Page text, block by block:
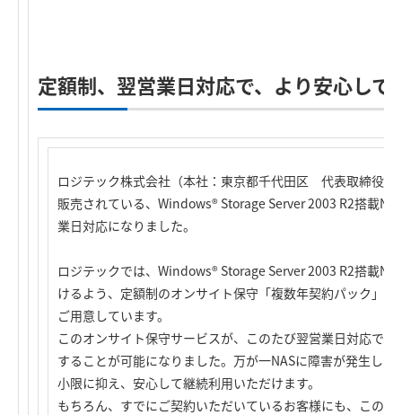
定額制、翌営業日対応で、より安心して
ロジテック株式会社（本社：東京都千代田区 代表取締役社
販売されている、Windows® Storage Server 2003 R2搭載
業日対応になりました。
ロジテックでは、Windows® Storage Server 2003 R2搭載
けるよう、定額制のオンサイト保守「複数年契約パック」
ご用意しています。
このオンサイト保守サービスが、このたび翌営業日対応で
することが可能になりました。万が一NASに障害が発生し
小限に抑え、安心して継続利用いただけます。
もちろん、すでにご契約いただいているお客様にも、この